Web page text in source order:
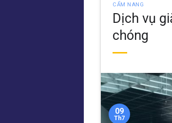
CẨM NANG
Dịch vụ
chóng
09
Th7